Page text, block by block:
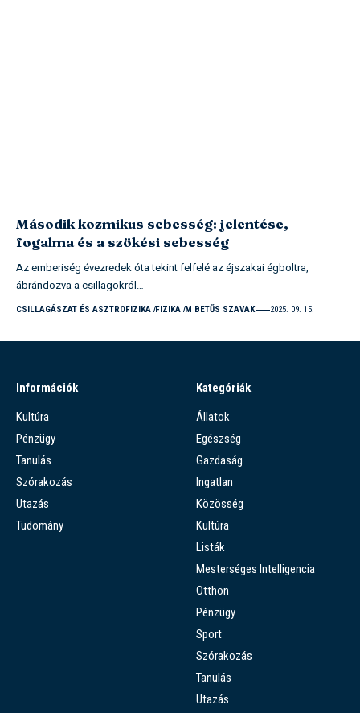
Második kozmikus sebesség: jelentése,
fogalma és a szökési sebesség
Az emberiség évezredek óta tekint felfelé az éjszakai égboltra,
ábrándozva a csillagokról…
CSILLAGÁSZAT ÉS ASZTROFIZIKA FIZIKA M BETŰS SZAVAK 2025. 09. 15.
Információk
Kultúra
Pénzügy
Tanulás
Szórakozás
Utazás
Tudomány
Kategóriák
Állatok
Egészség
Gazdaság
Ingatlan
Közösség
Kultúra
Listák
Mesterséges Intelligencia
Otthon
Pénzügy
Sport
Szórakozás
Tanulás
Utazás